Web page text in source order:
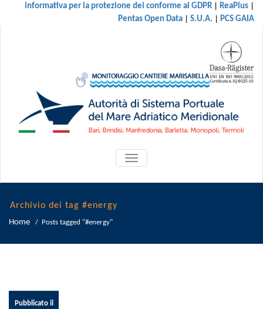
informativa per la protezione dei conforme al GDPR | ReaPlus |
Pentas Open Data | S.U.A. | PCS GAIA
ATTIVA/DISATTIVA
MENU
Archivio dei tag #energy
Home / Posts tagged "#energy"
Pubblicato il